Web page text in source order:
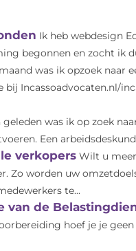
Ik heb webdesign
begonnen en zocht ik
was ik opzoek naar
Incassoadvocaten.nl/
geleden was ik op zoek
Een
verkopers Wilt u
Zo worden uw
te...
van de
hoef je je